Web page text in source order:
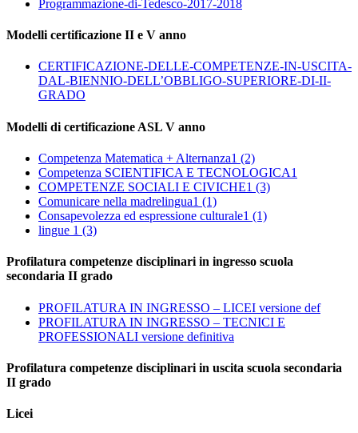
Programmazione-di-Tedesco-2017-2018
Modelli certificazione II e V anno
CERTIFICAZIONE-DELLE-COMPETENZE-IN-USCITA-
DAL-BIENNIO-DELL’OBBLIGO-SUPERIORE-DI-II-
GRADO
Modelli di certificazione ASL V anno
Competenza Matematica + Alternanza1 (2)
Competenza SCIENTIFICA E TECNOLOGICA1
COMPETENZE SOCIALI E CIVICHE1 (3)
Comunicare nella madrelingua1 (1)
Consapevolezza ed espressione culturale1 (1)
lingue 1 (3)
Profilatura competenze disciplinari in ingresso scuola
secondaria II grado
PROFILATURA IN INGRESSO – LICEI versione def
PROFILATURA IN INGRESSO – TECNICI E
PROFESSIONALI versione definitiva
Profilatura competenze disciplinari in uscita scuola secondaria
II grado
Licei